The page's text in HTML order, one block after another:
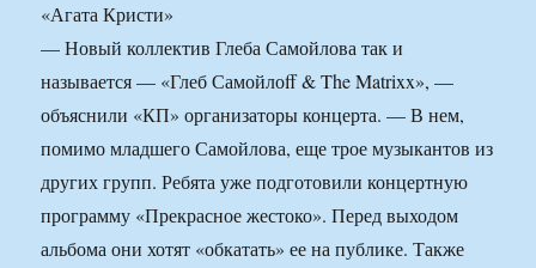
«Агата Кристи»
— Новый коллектив Глеба Самойлова так и
называется — «Глеб Самойлоff & The Matrixx», —
объяснили «КП» организаторы концерта. — В нем,
помимо младшего Самойлова, еще трое музыкантов из
других групп. Ребята уже подготовили концертную
программу «Прекрасное жестоко». Перед выходом
альбома они хотят «обкатать» ее на публике. Также